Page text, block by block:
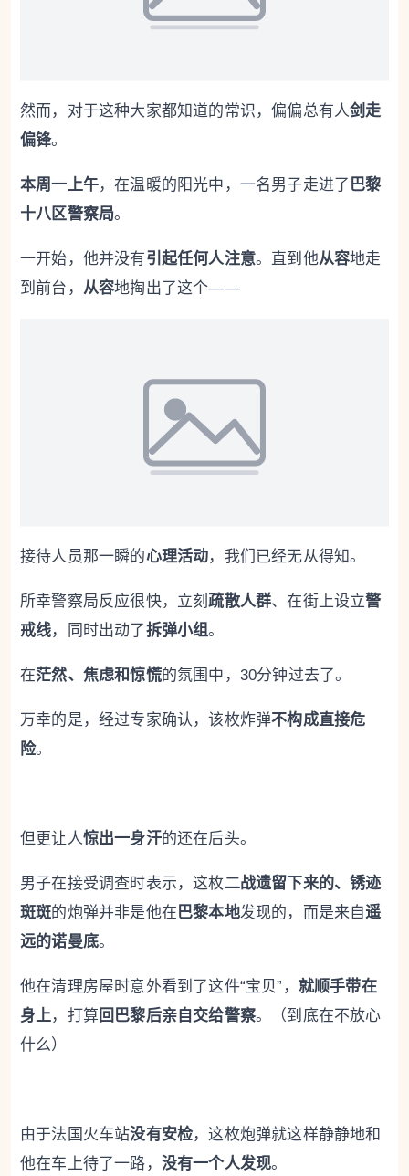
然而，对于这种大家都知道的常识，偏偏总有人剑走
偏锋。
本周一上午，在温暖的阳光中，一名男子走进了 巴黎
十八区警察局。
一开始，他并没有引起任何人注意。直到他从容地走
到前台， 从容地掏出了这个——
接待人员那一瞬的心理活动，我们已经无从得知。
所幸警察局反应很快，立刻疏散人群、在街上设立警
戒线，同时出动了拆弹小组。
在茫然、焦虑和惊慌的氛围中，30分钟过去了。
万幸的是，经过专家确认，该枚炸弹不构成直接危
险。
但更让人惊出一身汗的还在后头。
男子在接受调查时表示，这枚二战遗留下来的、锈迹
斑斑的炮弹并非是他在 巴黎本地发现的，而是来自遥
远的诺曼底。
他在清理房屋时意外看到了这件“宝贝”， 就顺手带在
身上 ，打算 回巴黎后亲自交给警察。（到底在不放心
什么）
由于法国火车站没有安检，这枚炮弹就这样静静地和
他在车上待了一路， 没有一个人发现。